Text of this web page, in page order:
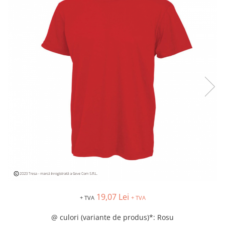
Costume | Combinezoane
Impermeabile
Pantaloni Impermeabili
Pelerine | Jachete Impermeabile
Imbracaminte TERMOIZOLANTĂ
Jachete Termoizolante
Pantaloni Termoizolanti
Veste Termoizolante
Îmbrăcăminte REFLECTORIZANTĂ
Jachete reflectorizante (HI-VIS)
Combinezoane Reflectorizante (HI-
+ TVA 19,07 Lei + TVA
@ culori (variante de produs)*: Rosu